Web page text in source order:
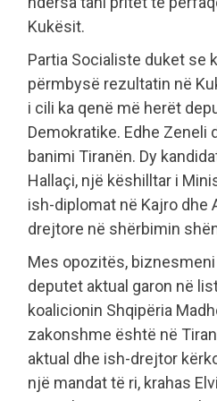
Kukësit.
Partia Socialiste duket se
përmbysë rezultatin në
i cili ka qenë më herët
Demokratike. Edhe Zeneli
banimi Tiranën. Dy
Hallaçi, një këshilltar i
ish-diplomat në Kajro dhe
drejtore në shërbimin
Mes opozitës, biznesmeni
deputet aktual garon në
koalicionin Shqipëria
zakonshme është në
aktual dhe ish-drejtor
një mandat të ri, krahas